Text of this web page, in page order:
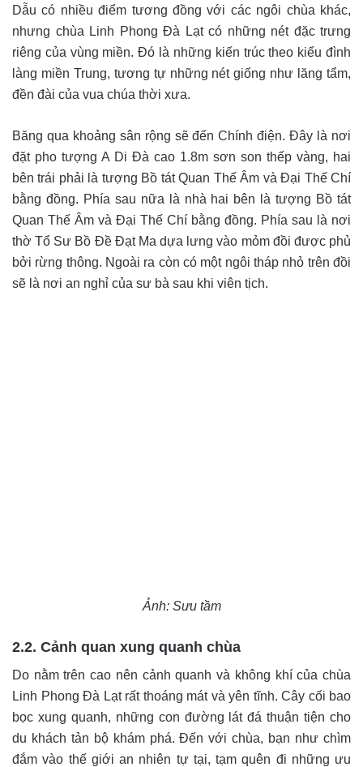
Dẫu có nhiều điểm tương đồng với các ngôi chùa khác,
nhưng chùa Linh Phong Đà Lạt có những nét đặc trưng
riêng của vùng miền. Đó là những kiến trúc theo kiểu đình
làng miền Trung, tương tự những nét giống như lăng tẩm,
đền đài của vua chúa thời xưa.
Băng qua khoảng sân rộng sẽ đến Chính điện. Đây là nơi
đặt pho tượng A Di Đà cao 1.8m sơn son thếp vàng, hai
bên trái phải là tượng Bồ tát Quan Thế Âm và Đại Thế Chí
bằng đồng. Phía sau nữa là nhà hai bên là tượng Bồ tát
Quan Thế Âm và Đại Thế Chí bằng đồng. Phía sau là nơi
thờ Tổ Sư Bồ Đề Đạt Ma dựa lưng vào mỏm đồi được phủ
bởi rừng thông. Ngoài ra còn có một ngôi tháp nhỏ trên đồi
sẽ là nơi an nghỉ của sư bà sau khi viên tịch.
Ảnh: Sưu tầm
2.2. Cảnh quan xung quanh chùa
Do nằm trên cao nên cảnh quanh và không khí của chùa
Linh Phong Đà Lạt rất thoáng mát và yên tĩnh. Cây cối bao
bọc xung quanh, những con đường lát đá thuận tiện cho
du khách tản bộ khám phá. Đến với chùa, bạn như chìm
đắm vào thế giới an nhiên tự tại, tạm quên đi những ưu